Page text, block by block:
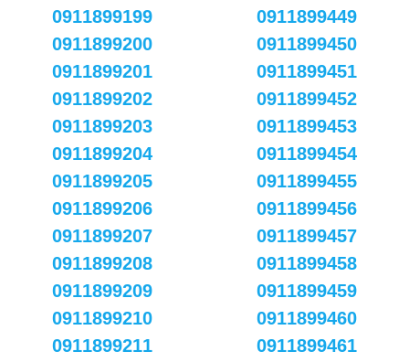
0911899199
0911899200
0911899201
0911899202
0911899203
0911899204
0911899205
0911899206
0911899207
0911899208
0911899209
0911899210
0911899211
0911899449
0911899450
0911899451
0911899452
0911899453
0911899454
0911899455
0911899456
0911899457
0911899458
0911899459
0911899460
0911899461